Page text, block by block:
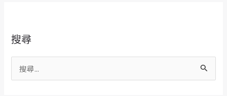
搜尋
尋